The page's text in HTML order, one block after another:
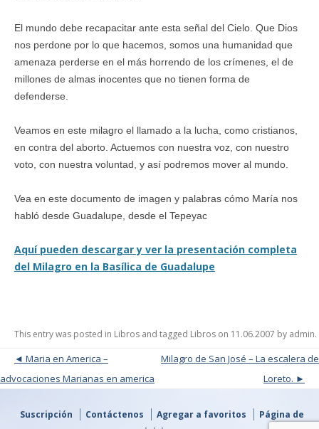
El mundo debe recapacitar ante esta señal del Cielo. Que Dios
nos perdone por lo que hacemos, somos una humanidad que
amenaza perderse en el más horrendo de los crímenes, el de
millones de almas inocentes que no tienen forma de
defenderse.
Veamos en este milagro el llamado a la lucha, como cristianos,
en contra del aborto. Actuemos con nuestra voz, con nuestro
voto, con nuestra voluntad, y así podremos mover al mundo.
Vea en este documento de imagen y palabras cómo María nos
habló desde Guadalupe, desde el Tepeyac
Aquí pueden descargar y ver la presentación completa
del Milagro en la Basílica de Guadalupe
This entry was posted in Libros and tagged Libros on 11.06.2007 by admin.
Post navigation
Milagro de San José – La escalera de
Loreto.
Maria en America –
advocaciones Marianas en america
Suscripción Contáctenos Agregar a favoritos
Página de